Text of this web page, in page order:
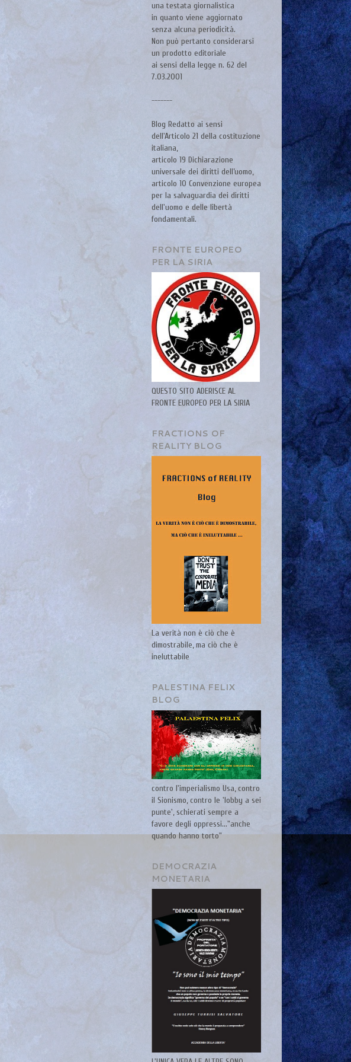
una testata giornalistica
in quanto viene aggiornato
senza alcuna periodicità.
Non può pertanto considerarsi
un prodotto editoriale
ai sensi della legge n. 62 del
7.03.2001
-------
Blog Redatto ai sensi
dell'Articolo 21 della costituzione
italiana,
articolo 19 Dichiarazione
universale dei diritti dell’uomo,
articolo 10 Convenzione europea
per la salvaguardia dei diritti
dell'uomo e delle libertà
fondamentali.
FRONTE EUROPEO
PER LA SIRIA
QUESTO SITO ADERISCE AL
FRONTE EUROPEO PER LA SIRIA
FRACTIONS OF
REALITY BLOG
La verità non è ciò che è
dimostrabile, ma ciò che è
ineluttabile
PALESTINA FELIX
BLOG
contro l'imperialismo Usa, contro
il Sionismo, contro le 'lobby a sei
punte', schierati sempre a
favore degli oppressi..."anche
quando hanno torto"
DEMOCRAZIA
MONETARIA